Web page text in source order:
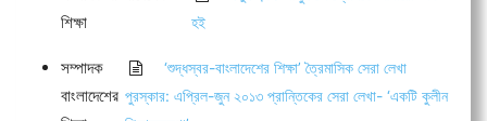
শিক্ষা
হই
সম্পাদক
বাংলাদেশের
‘শুদ্ধস্বর-বাংলাদেশের শিক্ষা’ ত্রৈমাসিক সেরা লেখা
পুরস্কার: এপ্রিল-জুন ২০১৩ প্রান্তিকের সেরা লেখা- ‘একটি কুলীন